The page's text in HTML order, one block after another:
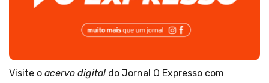
Visite o acervo digital do Jornal O Expresso com